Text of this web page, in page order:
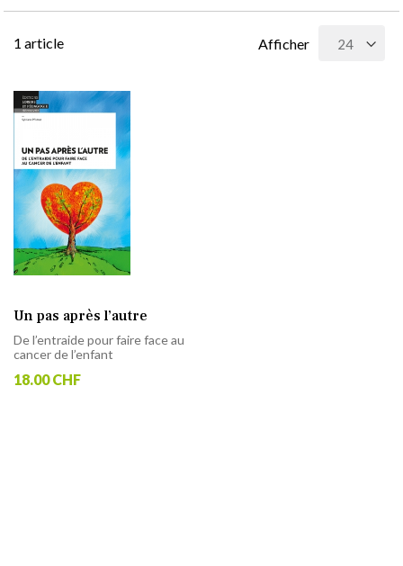
1 article Afficher
Un pas après l’autre
De l’entraide pour faire face au
cancer de l’enfant
18.00 CHF